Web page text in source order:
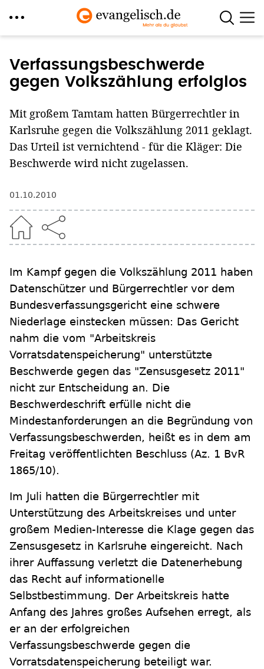
zum
Inhalt
Verfassungsbeschwerde
gegen Volkszählung erfolglos
Mit großem Tamtam hatten Bürgerrechtler in
Karlsruhe gegen die Volkszählung 2011 geklagt.
Das Urteil ist vernichtend - für die Kläger: Die
Beschwerde wird nicht zugelassen.
01.10.2010
Im Kampf gegen die Volkszählung 2011 haben
Datenschützer und Bürgerrechtler vor dem
Bundesverfassungsgericht eine schwere
Niederlage einstecken müssen: Das Gericht
nahm die vom "Arbeitskreis
Vorratsdatenspeicherung" unterstützte
Beschwerde gegen das "Zensusgesetz 2011"
nicht zur Entscheidung an. Die
Beschwerdeschrift erfülle nicht die
Mindestanforderungen an die Begründung von
Verfassungsbeschwerden, heißt es in dem am
Freitag veröffentlichten Beschluss (Az. 1 BvR
1865/10).
Im Juli hatten die Bürgerrechtler mit
Unterstützung des Arbeitskreises und unter
großem Medien-Interesse die Klage gegen das
Zensusgesetz in Karlsruhe eingereicht. Nach
ihrer Auffassung verletzt die Datenerhebung
das Recht auf informationelle
Selbstbestimmung. Der Arbeitskreis hatte
Anfang des Jahres großes Aufsehen erregt, als
er an der erfolgreichen
Verfassungsbeschwerde gegen die
Vorratsdatenspeicherung beteiligt war.